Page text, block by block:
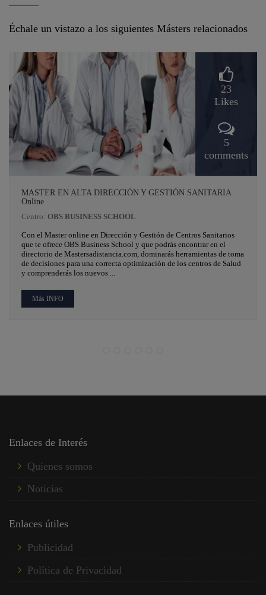
Échale un vistazo a los siguientes Másters relacionados
23
Likes
5
comments
MASTER EN ALTA DIRECCIÓN Y GESTIÓN SANITARIA
Online
Centro: OBS BUSINESS SCHOOL
Con el Master online en Dirección y Gestión de Centros Sanitarios
que te ofrece OBS Business School y que podrás encontrar en el
directorio de Mastersadistancia.com, dominarás herramientas de toma
de decisiones para una correcta optimización de los centros de Salud
y comprenderás los nuevos ...
Más INFO
Enlaces de Interés
Quienes somos
Noticias
Enlaces útiles
Publicidad
Política de Privacidad